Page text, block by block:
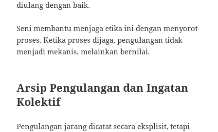
diulang dengan baik.
Seni membantu menjaga etika ini dengan menyorot
proses. Ketika proses dijaga, pengulangan tidak
menjadi mekanis, melainkan bernilai.
Arsip Pengulangan dan Ingatan
Kolektif
Pengulangan jarang dicatat secara eksplisit, tetapi